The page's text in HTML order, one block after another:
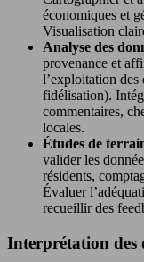
économiques et
Visualisation
Analyse des
provenance et
l’exploitation des
fidélisation).
commentaires,
locales.
Études de
valider les
résidents,
Évaluer
recueillir des
Interprétation des